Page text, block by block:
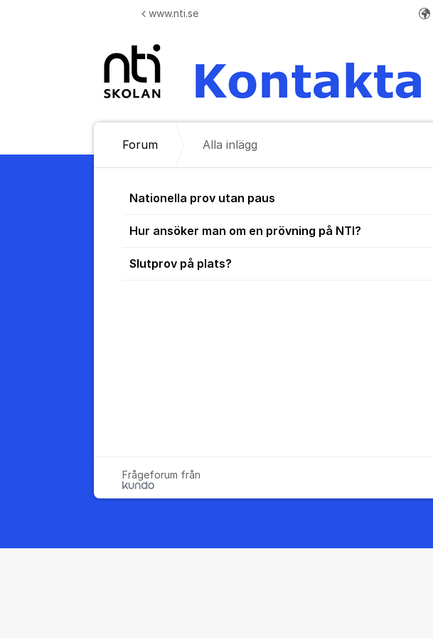
www.nti.se
Forum Alla inlägg
Alla inlägg
Nationella prov utan paus
Hur ansöker man om en prövning på NTI?
Slutprov på plats?
Frågeforum från